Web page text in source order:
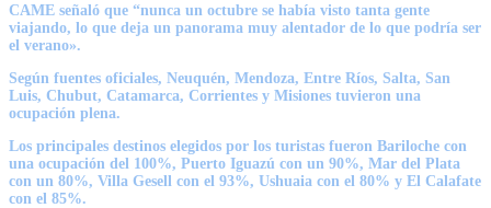
CAME señaló que “nunca un octubre se había visto tanta gente
viajando, lo que deja un panorama muy alentador de lo que podría ser
el verano».
Según fuentes oficiales, Neuquén, Mendoza, Entre Ríos, Salta, San
Luis, Chubut, Catamarca, Corrientes y Misiones tuvieron una
ocupación plena.
Los principales destinos elegidos por los turistas fueron Bariloche con
una ocupación del 100%, Puerto Iguazú con un 90%, Mar del Plata
con un 80%, Villa Gesell con el 93%, Ushuaia con el 80% y El Calafate
con el 85%.